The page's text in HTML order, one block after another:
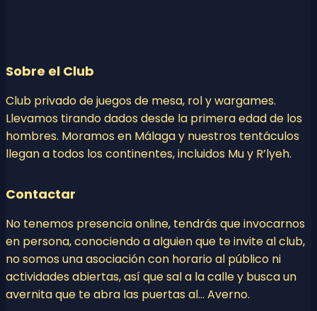
Sobre el Club
Club privado de juegos de mesa, rol y wargames.
Llevamos tirando dados desde la primera edad de los
hombres. Moramos en Málaga y nuestros tentáculos
llegan a todos los continentes, incluidos Mu y R’lyeh.
Contactar
No tenemos presencia online, tendrás que invocarnos
en persona, conociendo a alguien que te invite al club,
no somos una asociación con horario al público ni
actividades abiertas, así que sal a la calle y busca un
avernita que te abra las puertas al… Averno.